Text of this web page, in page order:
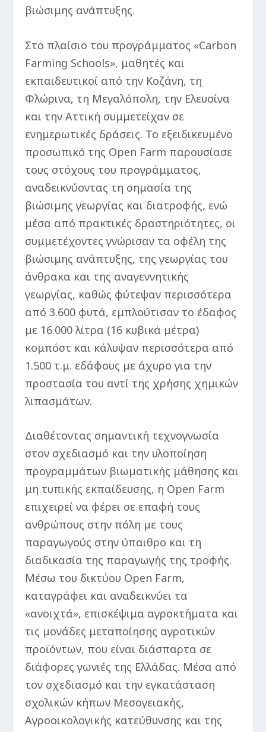
βιώσιμης ανάπτυξης.
Στο πλαίσιο του προγράμματος «Carbon
Farming Schools», μαθητές και
εκπαιδευτικοί από την Κοζάνη, τη
Φλώρινα, τη Μεγαλόπολη, την Ελευσίνα
και την Αττική συμμετείχαν σε
ενημερωτικές δράσεις. Το εξειδικευμένο
προσωπικό της Open Farm παρουσίασε
τους στόχους του προγράμματος,
αναδεικνύοντας τη σημασία της
βιώσιμης γεωργίας και διατροφής, ενώ
μέσα από πρακτικές δραστηριότητες, οι
συμμετέχοντες γνώρισαν τα οφέλη της
βιώσιμης ανάπτυξης, της γεωργίας του
άνθρακα και της αναγεννητικής
γεωργίας, καθώς φύτεψαν περισσότερα
από 3.600 φυτά, εμπλούτισαν το έδαφος
με 16.000 λίτρα (16 κυβικά μέτρα)
κομπόστ και κάλυψαν περισσότερα από
1.500 τ.μ. εδάφους με άχυρο για την
προστασία του αντί της χρήσης χημικών
λιπασμάτων.
Διαθέτοντας σημαντική τεχνογνωσία
στον σχεδιασμό και την υλοποίηση
προγραμμάτων βιωματικής μάθησης και
μη τυπικής εκπαίδευσης, η Open Farm
επιχειρεί να φέρει σε επαφή τους
ανθρώπους στην πόλη με τους
παραγωγούς στην ύπαιθρο και τη
διαδικασία της παραγωγής της τροφής.
Μέσω του δικτύου Open Farm,
καταγράφει και αναδεικνύει τα
«ανοιχτά», επισκέψιμα αγροκτήματα και
τις μονάδες μεταποίησης αγροτικών
προϊόντων, που είναι διάσπαρτα σε
διάφορες γωνιές της Ελλάδας. Μέσα από
τον σχεδιασμό και την εγκατάσταση
σχολικών κήπων Μεσογειακής,
Αγροοικολογικής κατεύθυνσης και της